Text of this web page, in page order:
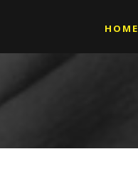
HOME